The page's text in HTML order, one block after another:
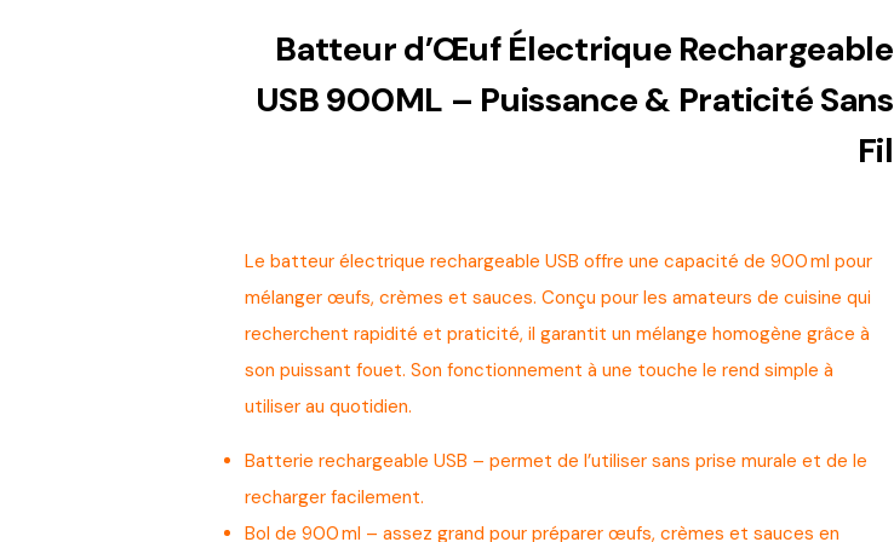
Batteur d’Œuf Électrique Rechargeable
USB 900ML – Puissance & Praticité Sans
Fil
Le batteur électrique rechargeable USB offre une capacité de 900 ml pour
mélanger œufs, crèmes et sauces. Conçu pour les amateurs de cuisine qui
recherchent rapidité et praticité, il garantit un mélange homogène grâce à
son puissant fouet. Son fonctionnement à une touche le rend simple à
utiliser au quotidien.
Batterie rechargeable USB – permet de l’utiliser sans prise murale et de le
recharger facilement.
Bol de 900 ml – assez grand pour préparer œufs, crèmes et sauces en